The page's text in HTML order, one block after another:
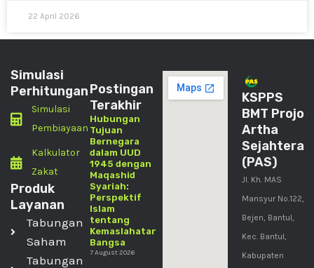
22 April 2026
Simulasi
Perhitungan
Simulasi
Pembiayaan
Kalkulator
Zakat
Produk
Layanan
Tabungan
Saham
Tabungan
Postingan
Terakhir
Hubungan
Tujuan
Bernegara
dalam UUD
1945 dengan
Maqashid
Syariah:
Perspektif
Islam
tentang
Kemaslahatan
Bangsa
7 August 2026
KSPPS
BMT Projo
Artha
Sejahtera
(PAS)
Jl. Kh. MAS
Mansyur No.122,
Bejen, Bantul,
Kec. Bantul,
Kabupaten